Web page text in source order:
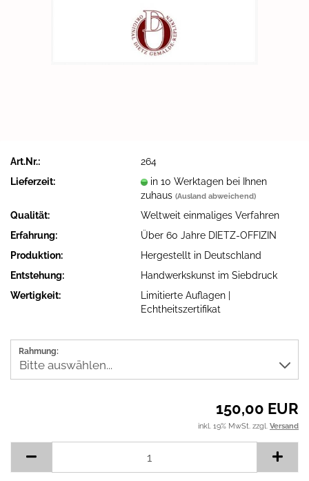
Art.Nr.:
264
Lieferzeit:
in 10 Werktagen bei Ihnen
zuhaus(Ausland abweichend)
Qualität:
Weltweit einmaliges Verfahren
Erfahrung:
Über 60 Jahre DIETZ-OFFIZIN
Produktion:
Hergestellt in Deutschland
Entstehung:
Handwerkskunst im Siebdruck
Wertigkeit:
Limitierte Auflagen |
Echtheitszertifikat
Rahmung:
150,00 EUR
inkl. 19% MwSt. zzgl. Versand